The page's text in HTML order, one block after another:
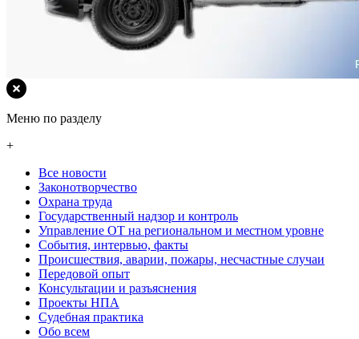
Меню по разделу
+
Все новости
Законотворчество
Охрана труда
Государственный надзор и контроль
Управление ОТ на региональном и местном уровне
События, интервью, факты
Происшествия, аварии, пожары, несчастные случаи
Передовой опыт
Консультации и разъяснения
Проекты НПА
Судебная практика
Обо всем